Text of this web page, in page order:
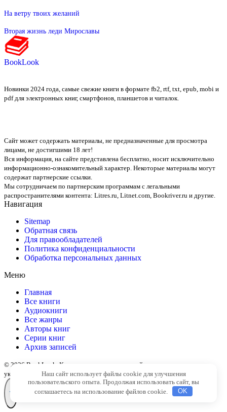
На ветру твоих желаний
Вторая жизнь леди Мирославы
BookLook
Новинки 2024 года, самые свежие книги в формате fb2, rtf, txt, epub, mobi и
pdf для электронных книг, смартфонов, планшетов и читалок.
Сайт может содержать материалы, не предназначенные для просмотра
лицами, не достигшими 18 лет!
Вся информация, на сайте представлена бесплатно, носит исключительно
информационно-ознакомительный характер. Некоторые материалы могут
содержат партнерские ссылки.
Мы сотрудничаем по партнерским программам с легальными
распространителями контента: Litres.ru, Litnet.com, Bookriver.ru и другие.
Навигация
Sitemap
Обратная связь
Для правообладателей
Политика конфиденциальности
Обработка персональных данных
Меню
Главная
Все книги
Аудиокниги
Все жанры
Авторы книг
Серии книг
Архив записей
© 2026 BookLook. Копирование материалов сайта разрешено только с
указанием активной ссылки на источник
Наш сайт использует файлы cookie для улучшения
пользовательского опыта. Продолжая использовать сайт, вы
соглашаетесь на использование файлов cookie.
OK